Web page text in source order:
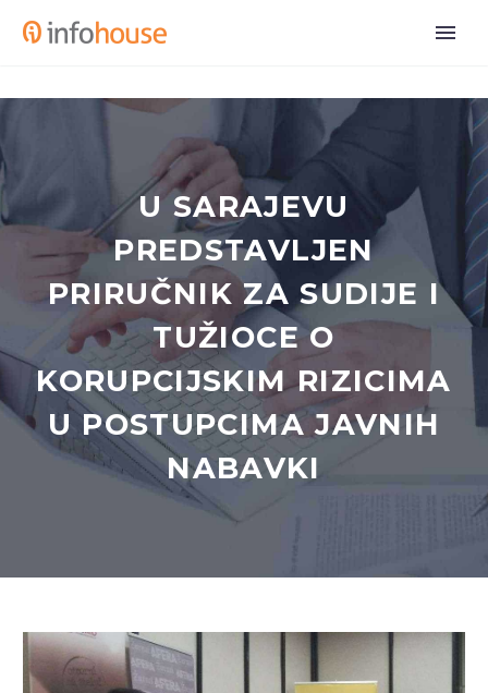
U SARAJEVU
PREDSTAVLJEN
PRIRUČNIK ZA SUDIJE I
TUŽIOCE O
KORUPCIJSKIM RIZICIMA
U POSTUPCIMA JAVNIH
NABAVKI